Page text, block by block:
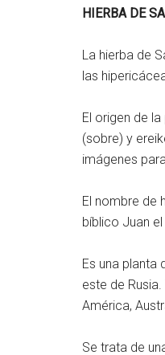
HIERBA DE
La hierba de
las
El origen de
(sobre) y
imágenes
El nombre de
bíblico Juan
Es una planta
este de
América,
Se trata de